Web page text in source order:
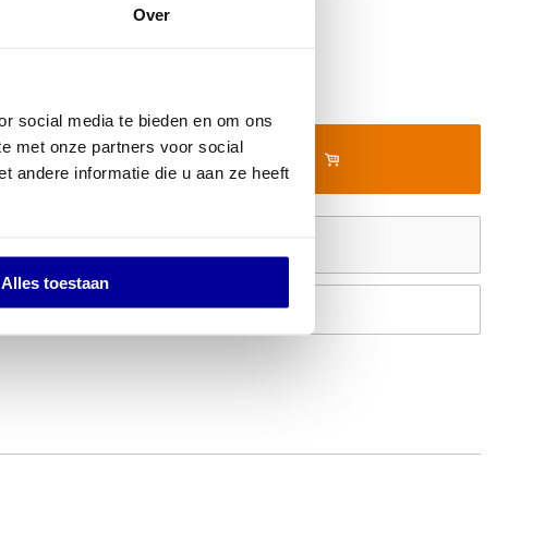
Over
social media te bieden en om ons
met onze partners voor social
andere informatie die u aan ze heeft
Alles toestaan
In mijn winkelwagen
Op verlanglijstje